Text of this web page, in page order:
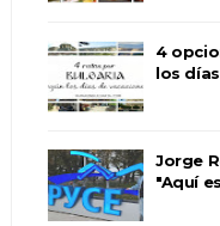
4
los
Jorge
"Aquí